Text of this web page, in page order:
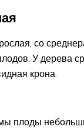
со
У дерева
крона.
плоды